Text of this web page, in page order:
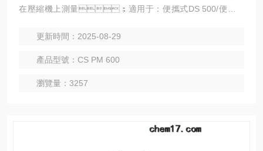
在壓縮機上測量；適用于：便攜式DS 500/便攜式
更新時間：2025-08-29
產品型號：CS PM 600
瀏覽量：3257